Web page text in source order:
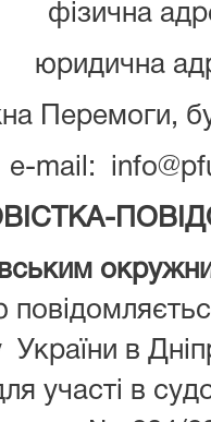
фізична
юридична
Перемоги,
e-mail:
окружним
України в
участі в